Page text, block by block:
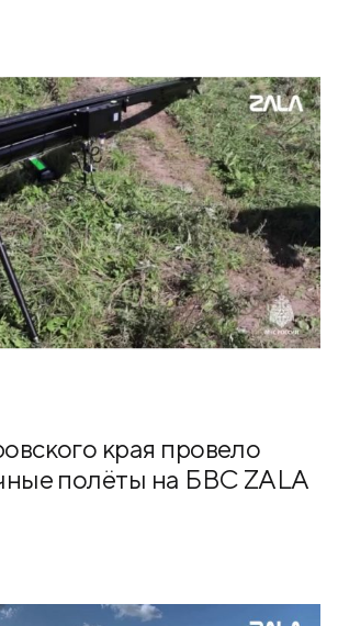
края провело
полёты на БВС ZALA